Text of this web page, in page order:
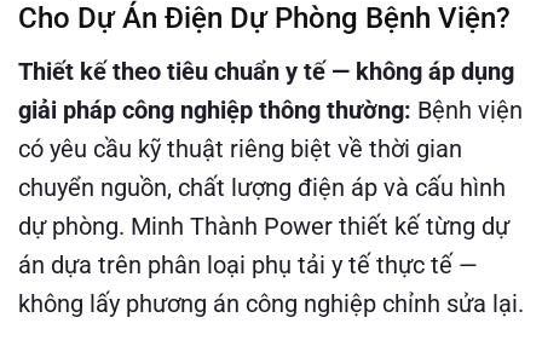
Cho Dự Án Điện Dự Phòng Bệnh Viện?
Thiết kế theo tiêu chuẩn y tế — không áp dụng
giải pháp công nghiệp thông thường: Bệnh viện
có yêu cầu kỹ thuật riêng biệt về thời gian
chuyển nguồn, chất lượng điện áp và cấu hình
dự phòng. Minh Thành Power thiết kế từng dự
án dựa trên phân loại phụ tải y tế thực tế —
không lấy phương án công nghiệp chỉnh sửa lại.